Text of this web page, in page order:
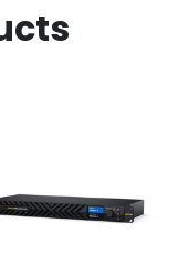
garantisce
e
televisivi e
teatri, centri